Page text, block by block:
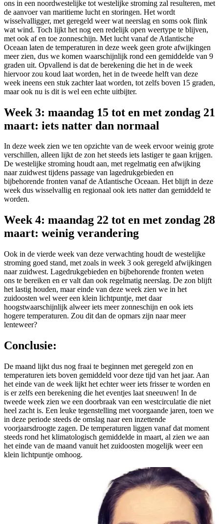
ons in een noordwestelijke tot westelijke stroming zal resulteren, met
de aanvoer van maritieme lucht en storingen. Het wordt
wisselvalligger, met geregeld weer wat neerslag en soms ook flink
wat wind. Toch lijkt het nog een redelijk open weertype te blijven,
met ook af en toe zonneschijn. Met lucht vanaf de Atlantische
Oceaan laten de temperaturen in deze week geen grote afwijkingen
meer zien, dus we komen waarschijnlijk rond een gemiddelde van 9
graden uit. Opvallend is dat de berekening die het in de week
hiervoor zou koud laat worden, het in de tweede helft van deze
week ineens een stuk zachter laat worden, tot zelfs boven 15 graden,
maar ook nu is dit is wel een echte uitbijter.
Week 3: maandag 15 tot en met zondag 21
maart: iets natter dan normaal
In deze week zien we ten opzichte van de week ervoor weinig grote
verschillen, alleen lijkt de zon het steeds iets lastiger te gaan krijgen.
De westelijke stroming houdt aan, met regelmatig een afwijking
naar zuidwest tijdens passage van lagedrukgebieden en
bijbehorende fronten vanaf de Atlantische Oceaan. Het blijft in deze
week dus wisselvallig en regionaal ook iets natter dan gemiddeld te
worden.
Week 4: maandag 22 tot en met zondag 28
maart: weinig verandering
Ook in de vierde week van deze verwachting houdt de westelijke
stroming goed stand, met zoals in week 3 ook geregeld afwijkingen
naar zuidwest. Lagedrukgebieden en bijbehorende fronten weten
ons te bereiken en er valt dan ook regelmatig neerslag. De zon blijft
het lastig houden, maar einde van deze week zien we in het
zuidoosten wel weer een klein lichtpuntje, met daar
hoogstwaarschijnlijk alweer iets meer zonneschijn en ook iets
hogere temperaturen. Zou dit dan de opmars zijn naar meer
lenteweer?
Conclusie:
De maand lijkt dus nog fraai te beginnen met geregeld zon en
temperaturen iets boven gemiddeld voor deze tijd van het jaar. Aan
het einde van de week lijkt het echter weer iets frisser te worden en
is er zelfs een berekening die het eventjes laat sneeuwen! In de
tweede week zien we een doorbraak van een westcirculatie die niet
heel zacht is. Een leuke tegenstelling met voorgaande jaren, toen we
in deze periode steeds de omslag naar een inzettende
voorjaarsdroogte zagen. De temperaturen liggen vanaf dat moment
steeds rond het klimatologisch gemiddelde in maart, al zien we aan
het einde van de maand vanuit het zuidoosten mogelijk weer een
klein lichtpuntje omhoog.